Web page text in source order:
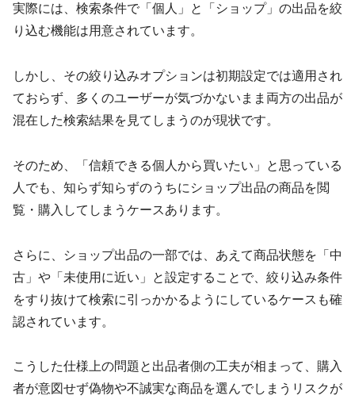
実際には、検索条件で「個人」と「ショップ」の出品を絞
り込む機能は用意されています。
しかし、その絞り込みオプションは初期設定では適用され
ておらず、多くのユーザーが気づかないまま両方の出品が
混在した検索結果を見てしまうのが現状です。
そのため、「信頼できる個人から買いたい」と思っている
人でも、知らず知らずのうちにショップ出品の商品を閲
覧・購入してしまうケースあります。
さらに、ショップ出品の一部では、あえて商品状態を「中
古」や「未使用に近い」と設定することで、絞り込み条件
をすり抜けて検索に引っかかるようにしているケースも確
認されています。
こうした仕様上の問題と出品者側の工夫が相まって、購入
者が意図せず偽物や不誠実な商品を選んでしまうリスクが